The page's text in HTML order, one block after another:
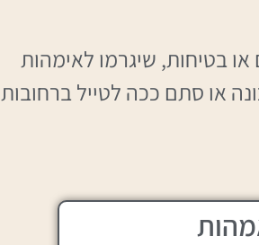
בטיחות, שיגרמו לאימהות
או סתם ככה לטייל ברחובות